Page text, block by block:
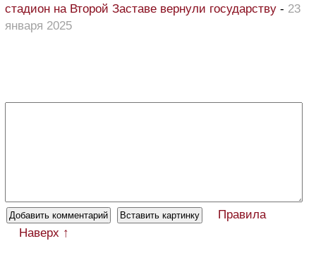
стадион на Второй Заставе вернули государству - 23
января 2025
Правила
Наверх ↑